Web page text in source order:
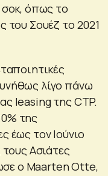
σοκ, όπως το
του Σουέζ το 2021
λίγο πάνω
leasing της CTP.
της
έως τον Ιούνιο
Ασιάτες
ο Maarten Otte,